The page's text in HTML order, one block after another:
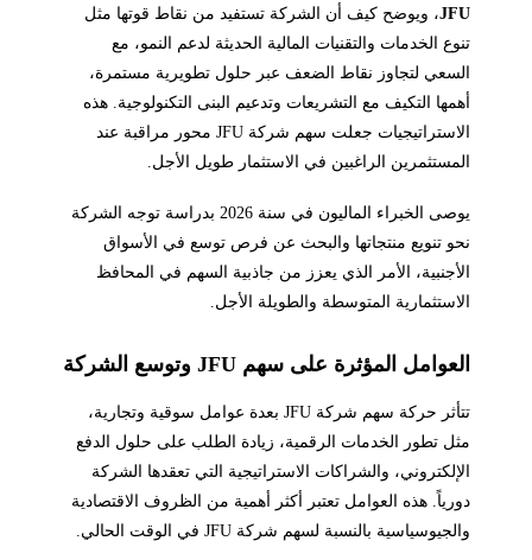
JFU، ويوضح كيف أن الشركة تستفيد من نقاط قوتها مثل
تنوع الخدمات والتقنيات المالية الحديثة لدعم النمو، مع
السعي لتجاوز نقاط الضعف عبر حلول تطويرية مستمرة،
أهمها التكيف مع التشريعات وتدعيم البنى التكنولوجية. هذه
الاستراتيجيات جعلت سهم شركة JFU محور مراقبة عند
المستثمرين الراغبين في الاستثمار طويل الأجل.
يوصى الخبراء الماليون في سنة 2026 بدراسة توجه الشركة
نحو تنويع منتجاتها والبحث عن فرص توسع في الأسواق
الأجنبية، الأمر الذي يعزز من جاذبية السهم في المحافظ
الاستثمارية المتوسطة والطويلة الأجل.
العوامل المؤثرة على سهم JFU وتوسع الشركة
تتأثر حركة سهم شركة JFU بعدة عوامل سوقية وتجارية،
مثل تطور الخدمات الرقمية، زيادة الطلب على حلول الدفع
الإلكتروني، والشراكات الاستراتيجية التي تعقدها الشركة
دورياً. هذه العوامل تعتبر أكثر أهمية من الظروف الاقتصادية
والجيوسياسية بالنسبة لسهم شركة JFU في الوقت الحالي.